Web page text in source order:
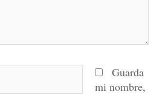
Guarda
mi nombre,